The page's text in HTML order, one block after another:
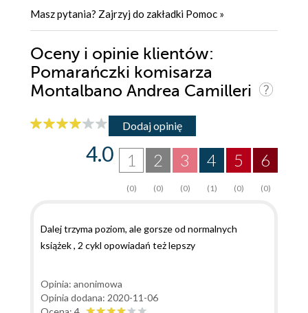
Masz pytania? Zajrzyj do zakładki Pomoc »
Oceny i opinie klientów:
Pomarańczki komisarza
Montalbano Andrea Camilleri
Dodaj opinię
6
(0)
5
(0)
4
(1)
3
(0)
2
(0)
1
(0)
4.0
Dalej trzyma poziom, ale gorsze od normalnych
książek , 2 cykl opowiadań też lepszy
Opinia: anonimowa
Opinia dodana: 2020-11-06